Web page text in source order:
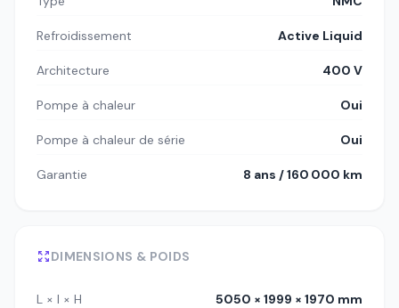
Refroidissement Active Liquid
Architecture 400 V
Pompe à chaleur Oui
Pompe à chaleur de série Oui
Garantie 8 ans / 160 000 km
DIMENSIONS & POIDS
L × l × H 5050 × 1999 × 1970 mm